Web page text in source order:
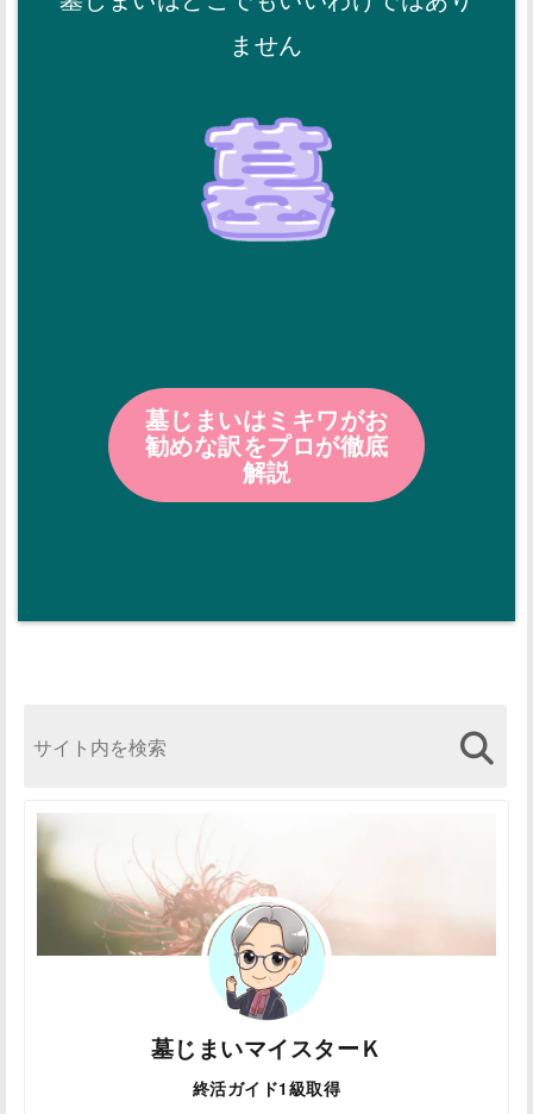
ません
墓じまいはミキワがお
勧めな訳をプロが徹底
解説
墓じまいマイスターＫ
終活ガイド1級取得